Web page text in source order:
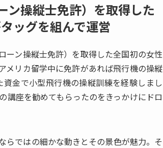
操縦士免許）を取得した
ッグを組んで運営
ーン操縦士免許）を取得した全国初の女性
メリカ留学中に免許があれば飛行機の操縦
金で小型飛行機の操縦訓練を経験しまし
講座を勧めてもらったのをきっかけにドロ
らではの細かな動きとその景色が魅力。そ